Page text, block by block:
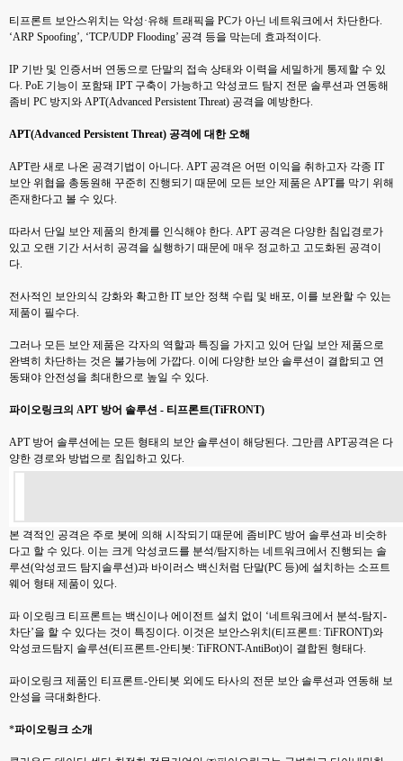
티프론트 보안스위치는 악성·유해 트래픽을 PC가 아닌 네트워크에서 차단한다.
‘ARP Spoofing’, ‘TCP/UDP Flooding’ 공격 등을 막는데 효과적이다.
IP 기반 및 인증서버 연동으로 단말의 접속 상태와 이력을 세밀하게 통제할 수 있
다. PoE 기능이 포함돼 IPT 구축이 가능하고 악성코드 탐지 전문 솔루션과 연동해
좀비 PC 방지와 APT(Advanced Persistent Threat) 공격을 예방한다.
APT(Advanced Persistent Threat) 공격에 대한 오해
APT란 새로 나온 공격기법이 아니다. APT 공격은 어떤 이익을 취하고자 각종 IT
보안 위협을 총동원해 꾸준히 진행되기 때문에 모든 보안 제품은 APT를 막기 위해
존재한다고 볼 수 있다.
따라서 단일 보안 제품의 한계를 인식해야 한다. APT 공격은 다양한 침입경로가
있고 오랜 기간 서서히 공격을 실행하기 때문에 매우 정교하고 고도화된 공격이
다.
전사적인 보안의식 강화와 확고한 IT 보안 정책 수립 및 배포, 이를 보완할 수 있는
제품이 필수다.
그러나 모든 보안 제품은 각자의 역할과 특징을 가지고 있어 단일 보안 제품으로
완벽히 차단하는 것은 불가능에 가깝다. 이에 다양한 보안 솔루션이 결합되고 연
동돼야 안전성을 최대한으로 높일 수 있다.
파이오링크의 APT 방어 솔루션 - 티프론트(TiFRONT)
APT 방어 솔루션에는 모든 형태의 보안 솔루션이 해당된다. 그만큼 APT공격은 다
양한 경로와 방법으로 침입하고 있다.
본 격적인 공격은 주로 봇에 의해 시작되기 때문에 좀비PC 방어 솔루션과 비슷하
다고 할 수 있다. 이는 크게 악성코드를 분석/탐지하는 네트워크에서 진행되는 솔
루션(악성코드 탐지솔루션)과 바이러스 백신처럼 단말(PC 등)에 설치하는 소프트
웨어 형태 제품이 있다.
파 이오링크 티프론트는 백신이나 에이전트 설치 없이 ‘네트워크에서 분석-탐지-
차단’을 할 수 있다는 것이 특징이다. 이것은 보안스위치(티프론트: TiFRONT)와
악성코드탐지 솔루션(티프론트-안티봇: TiFRONT-AntiBot)이 결합된 형태다.
파이오링크 제품인 티프론트-안티봇 외에도 타사의 전문 보안 솔루션과 연동해 보
안성을 극대화한다.
*파이오링크 소개